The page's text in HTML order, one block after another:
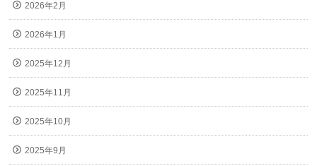
2026年2月
2026年1月
2025年12月
2025年11月
2025年10月
2025年9月